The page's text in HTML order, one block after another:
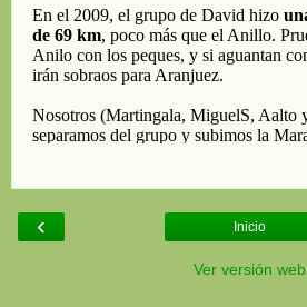
‹ Inicio
Ver versión web